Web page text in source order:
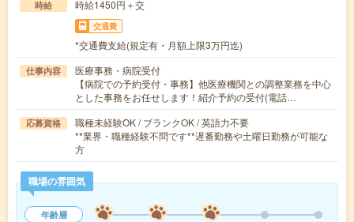
時給 時給1450円＋交
交通費
*交通費支給(規定有・月額上限3万円迄)
仕事内容
医療事務・病院受付
【病院での予約受付・事務】他医療機関との調整業務を中心
とした事務をお任せします！紹介予約の受付(電話…
応募資格
職種未経験OK / ブランクOK / 英語力不要
**業界・職種経験不問です**遅番勤務や土曜日勤務が可能な
方
職場の雰囲気
年齢層